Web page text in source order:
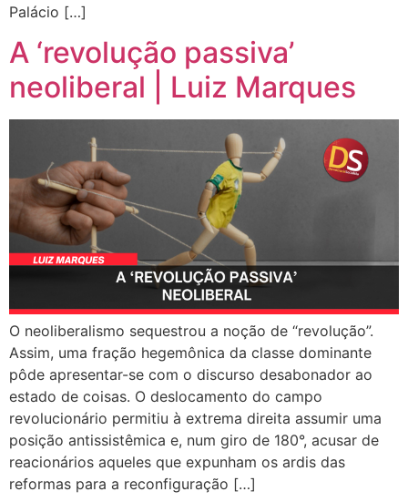
Palácio […]
A ‘revolução passiva’
neoliberal | Luiz Marques
O neoliberalismo sequestrou a noção de “revolução”.
Assim, uma fração hegemônica da classe dominante
pôde apresentar-se com o discurso desabonador ao
estado de coisas. O deslocamento do campo
revolucionário permitiu à extrema direita assumir uma
posição antissistêmica e, num giro de 180°, acusar de
reacionários aqueles que expunham os ardis das
reformas para a reconfiguração […]